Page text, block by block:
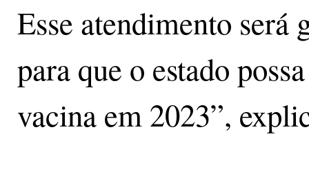
Esse atendimento
para que o estado
vacina em 2023”,